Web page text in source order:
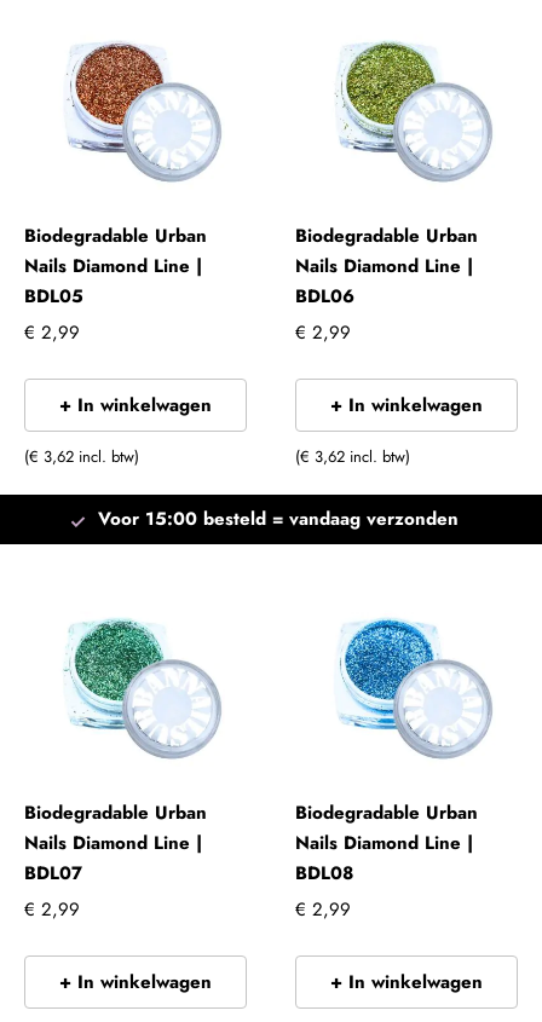
Biodegradable Urban
Nails Diamond Line |
BDL05
€ 2,99
+ In winkelwagen
(€ 3,62 incl. btw)
Biodegradable Urban
Nails Diamond Line |
BDL06
€ 2,99
+ In winkelwagen
(€ 3,62 incl. btw)
Voor 15:00 besteld = vandaag verzonden
Biodegradable Urban
Nails Diamond Line |
BDL07
€ 2,99
+ In winkelwagen
Biodegradable Urban
Nails Diamond Line |
BDL08
€ 2,99
+ In winkelwagen